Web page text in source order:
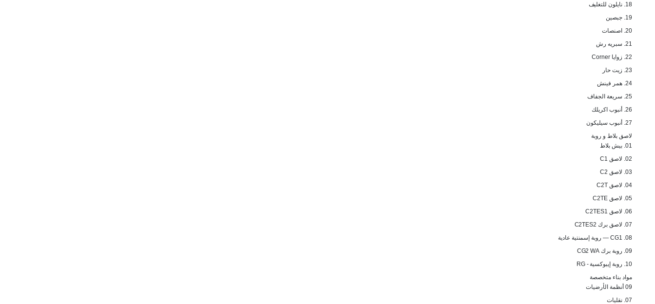
18. نايلون للتغليف
19. جبصين
20. اصنصات
21. سبريه رش
22. زوايا Corner
23. زيت حار
24. همر فينش
25. سريعة الجفاف
26. أنبوب اكريلك
27. أنبوب سيليكون
لاصق بلاط و روبة
01. بيش بلاط
02. لاصق C1
03. لاصق C2
04. لاصق C2T
05. لاصق C2TE
06. لاصق C2TES1
07. لاصق برك C2TES2
08. CG1 — روبة إسمنتية عادية
09. روبة برك CG2 WA
10. روبة إيبوكسية - RG
مواد بناء متخصصة
09 أنظمة الأرضيات
07. نقليات